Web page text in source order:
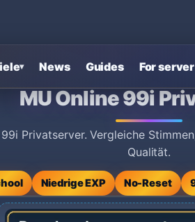
▾ News Guides For
MU Online 99i
Privatserver. Vergleiche
Qualität.
Niedrige EXP No-Reset